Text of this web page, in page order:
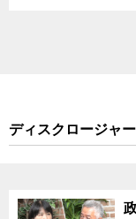
存在しないことにな
れる。そして表の規
ことほど左様に原発
開はデタラメで嘘と
こない。
ディスクロージャ